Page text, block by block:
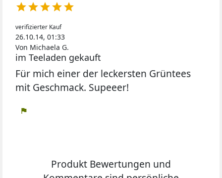

verifizierter Kauf
26.10.14, 01:33
Von Michaela G.
im Teeladen gekauft
Für mich einer der leckersten Grüntees
mit Geschmack. Supeeer!
flag
Produkt Bewertungen und